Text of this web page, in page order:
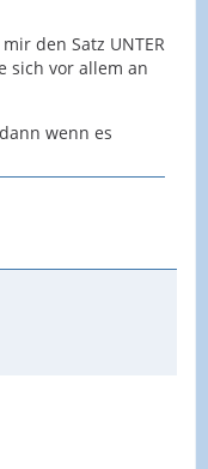
den Satz UNTER
sich vor allem an
wenn es